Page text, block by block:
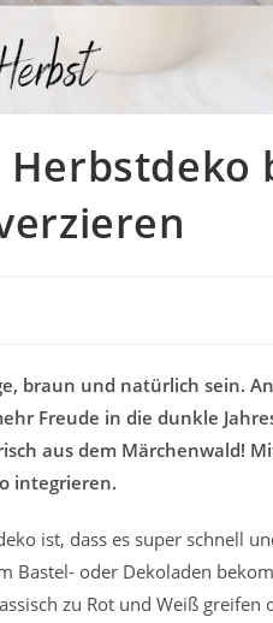
braun und natürlich sein.
Freude in die dunkle
aus dem Märchenwald!
integrieren.
ist, dass es super schnell
Bastel- oder Dekoladen
zu Rot und Weiß